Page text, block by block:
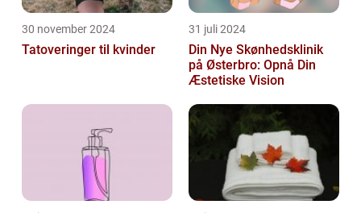
30 november 2024
Tatoveringer til kvinder
31 juli 2024
Din Nye Skønhedsklinik
på Østerbro: Opnå Din
Æstetiske Vision